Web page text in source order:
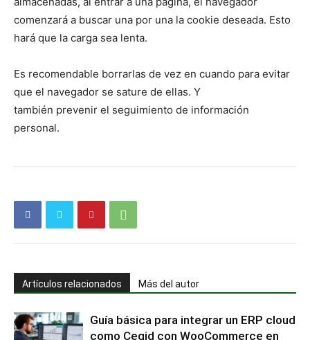
comenzará a buscar una por una la cookie deseada. Esto
hará que la carga sea lenta.
Es recomendable borrarlas de vez en cuando para evitar
que el navegador se sature de ellas. Y
también prevenir el seguimiento de información
personal.
Artículos relacionados Más del autor
Guía básica para integrar un ERP cloud
como Cegid con WooCommerce en